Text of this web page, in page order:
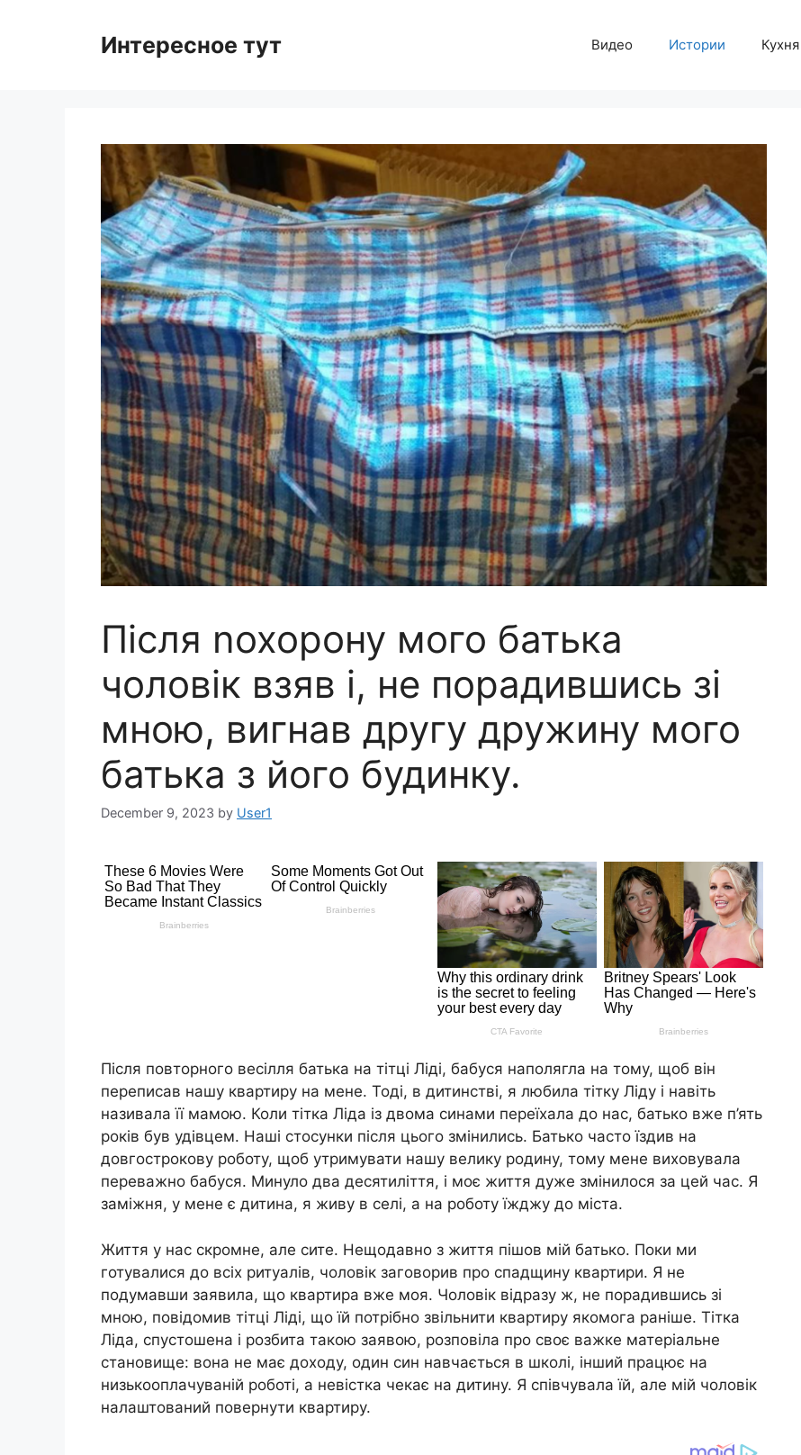
Интересное тут Видео Истории Кухня
Після nохорону мого батька
чоловік взяв і, не порадившись зі
мною, вигнав другу дружину мого
батька з його будинку.
December 9, 2023 by User1
Після повторного весілля батька на тітці Ліді, бабуся наполягла на тому, щоб він
переписав нашу квартиру на мене. Тоді, в дитинстві, я любила тітку Ліду і навіть
називала її мамою. Коли тітка Ліда із двома синами переїхала до нас, батько вже п’ять
років був удівцем. Наші стосунки після цього змінились. Батько часто їздив на
довгострокову роботу, щоб утримувати нашу велику родину, тому мене виховувала
переважно бабуся. Минуло два десятиліття, і моє життя дуже змінилося за цей час. Я
заміжня, у мене є дитина, я живу в селі, а на роботу їжджу до міста.
Життя у нас скромне, але сите. Нещодавно з життя пішов мій батько. Поки ми
готувалися до всіх ритуалів, чоловік заговорив про спадщину квартири. Я не
подумавши заявила, що квартира вже моя. Чоловік відразу ж, не порадившись зі
мною, повідомив тітці Ліді, що їй потрібно звільнити квартиру якомога раніше. Тітка
Ліда, спустошена і розбита такою заявою, розповіла про своє важке матеріальне
становище: вона не має доходу, один син навчається в школі, інший працює на
низькооплачуваній роботі, а невістка чекає на дитину. Я співчувала їй, але мій чоловік
налаштований повернути квартиру.